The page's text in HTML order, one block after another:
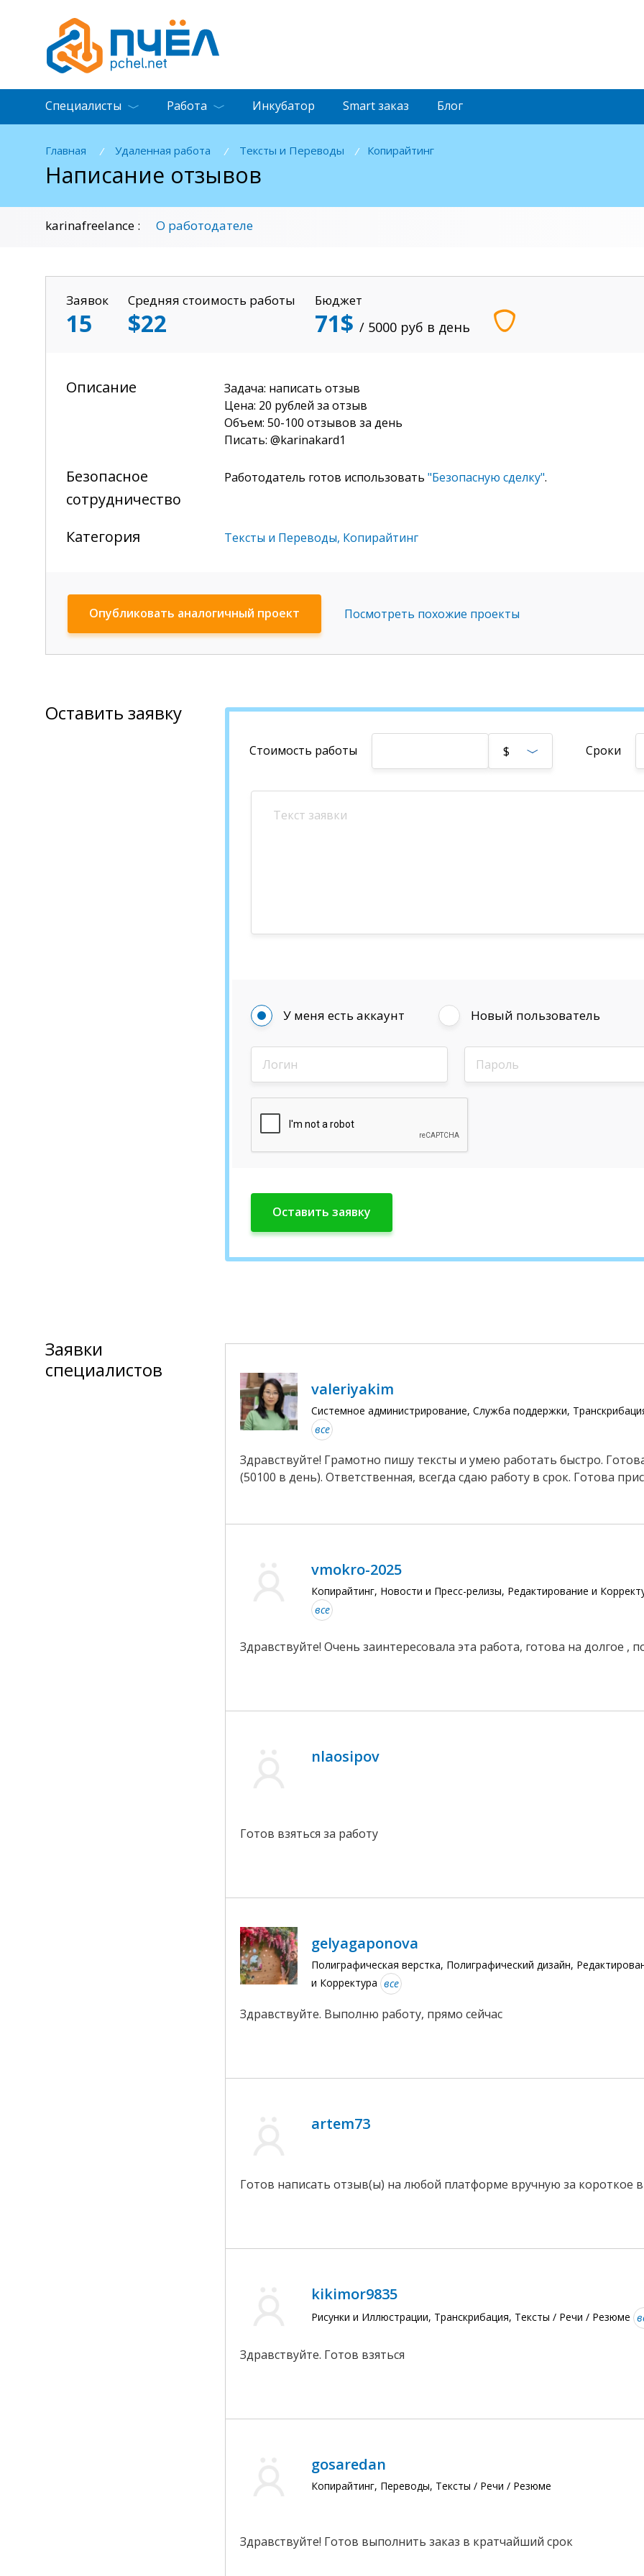
Главная / Удаленная работа / Тексты и Переводы / Копирайтинг
Написание отзывов
karinafreelance : О работодателе
Заявок
15
Средняя стоимость работы
$22
Бюджет
71$ / 5000 руб в день
Описание
Задача: написать отзыв
Цена: 20 рублей за отзыв
Объем: 50-100 отзывов за день
Писать: @karinakard1
Безопасное
сотрудничество
Работодатель готов использовать "Безопасную сделку".
Категория Тексты и Переводы, Копирайтинг
Опубликовать аналогичный проект Посмотреть похожие проекты
Оставить заявку
Стоимость работы $ Сроки
У меня есть аккаунт Новый пользователь
Заявки
специалистов
valeriyakim
Системное администрирование, Служба поддержки,
все
Здравствуйте! Грамотно пишу тексты и умею работать быстро.
(50100 в день). Ответственная, всегда сдаю работу в срок. Готова
vmokro-2025
Копирайтинг, Новости и Пресс-релизы, Редактирование и
все
Здравствуйте! Очень заинтересовала эта работа, готова на долгое ,
nlaosipov
Готов взяться за работу
gelyagaponova
Полиграфическая верстка, Полиграфический дизайн,
и Корректура все
Здравствуйте. Выполню работу, прямо сейчас
artem73
Готов написать отзыв(ы) на любой платформе вручную за короткое
kikimor9835
Рисунки и Иллюстрации, Транскрибация, Тексты / Речи / Резюме
Здравствуйте. Готов взяться
gosaredan
Копирайтинг, Переводы, Тексты / Речи / Резюме
Здравствуйте! Готов выполнить заказ в кратчайший срок
Специалисты Работа Инкубатор Smartзаказ Блог